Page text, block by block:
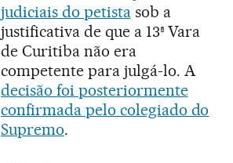
judiciais do petistasob a
justificativa de que a 13ª Vara
de Curitiba não era
competente para julgá-lo. A
decisão foi posteriormente
confirmada pelo colegiado do
Supremo.